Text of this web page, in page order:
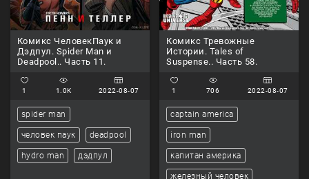
Комикс ЧеловекПаук и
Дэдпул. Spider Man и
Deadpool.. Часть 11.
1 1.0K 2022-08-07
spider man
человек паук deadpool
hydro man дэдпул
Комикс Тревожные
Истории. Tales of
Suspense.. Часть 58.
1 706 2022-08-07
captain america
iron man
капитан америка
железный человек